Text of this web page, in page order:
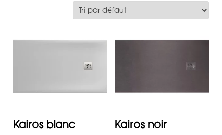
Kairos blanc Kairos noir